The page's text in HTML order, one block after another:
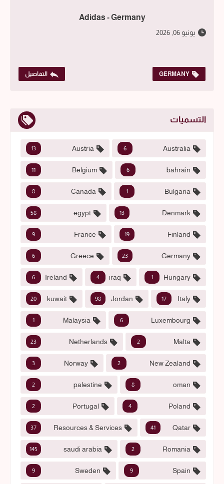
Adidas - Germany
يونيو 06, 2026
GERMANY التفاصيل
التسميات
Australia
6
Austria
13
bahrain
6
Belgium
11
Bulgaria
1
Canada
8
Denmark
13
egypt
58
Finland
19
France
9
Germany
23
Greece
6
Hungary
1
iraq
4
Ireland
6
Italy
17
Jordan
98
kuwait
20
Luxembourg
6
Malaysia
1
Malta
2
Netherlands
23
New Zealand
2
Norway
3
oman
8
palestine
2
Poland
4
Portugal
2
Qatar
41
Resources & Services
37
Romania
2
saudi arabia
145
Spain
9
Sweden
9